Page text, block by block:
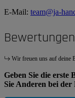
E-Mail: team@ja-
Bewertungen
Wir freuen uns auf deine
Geben Sie die
Sie Anderen bei